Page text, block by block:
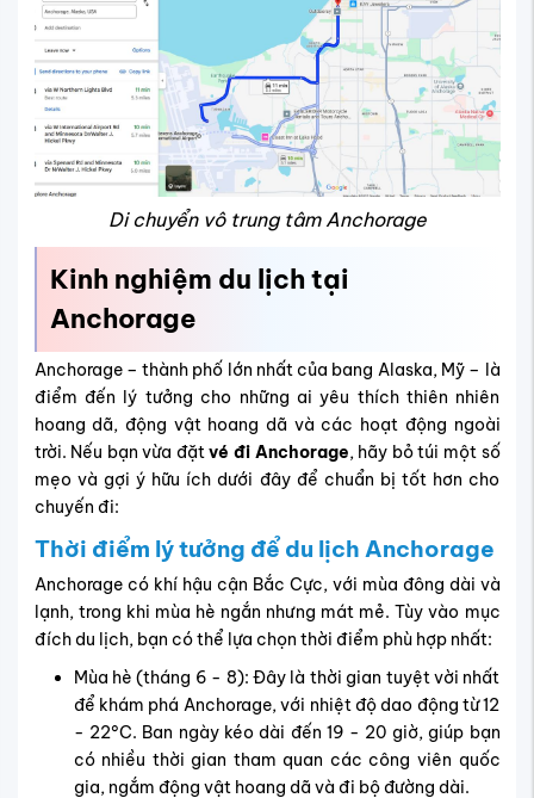
Di chuyển vô trung tâm Anchorage
Kinh nghiệm du lịch tại
Anchorage
Anchorage – thành phố lớn nhất của bang Alaska, Mỹ – là
điểm đến lý tưởng cho những ai yêu thích thiên nhiên
hoang dã, động vật hoang dã và các hoạt động ngoài
trời. Nếu bạn vừa đặtvé đi Anchorage, hãy bỏ túi một số
mẹo và gợi ý hữu ích dưới đây để chuẩn bị tốt hơn cho
chuyến đi:
Thời điểm lý tưởng để du lịch Anchorage
Anchorage có khí hậu cận Bắc Cực, với mùa đông dài và
lạnh, trong khi mùa hè ngắn nhưng mát mẻ. Tùy vào mục
đích du lịch, bạn có thể lựa chọn thời điểm phù hợp nhất:
Mùa hè (tháng 6 - 8): Đây là thời gian tuyệt vời nhất
để khám phá Anchorage, với nhiệt độ dao động từ 12
- 22°C. Ban ngày kéo dài đến 19 - 20 giờ, giúp bạn
có nhiều thời gian tham quan các công viên quốc
gia, ngắm động vật hoang dã và đi bộ đường dài.